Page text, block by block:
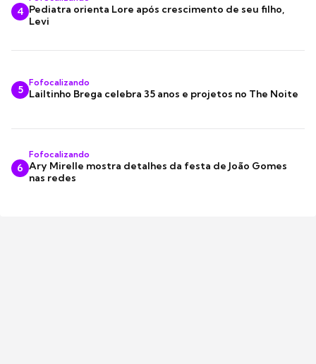
4 Pediatra orienta Lore após crescimento de seu filho,
Levi
5
Fofocalizando
Lailtinho Brega celebra 35 anos e projetos no The Noite
6
Fofocalizando
Ary Mirelle mostra detalhes da festa de João Gomes
nas redes